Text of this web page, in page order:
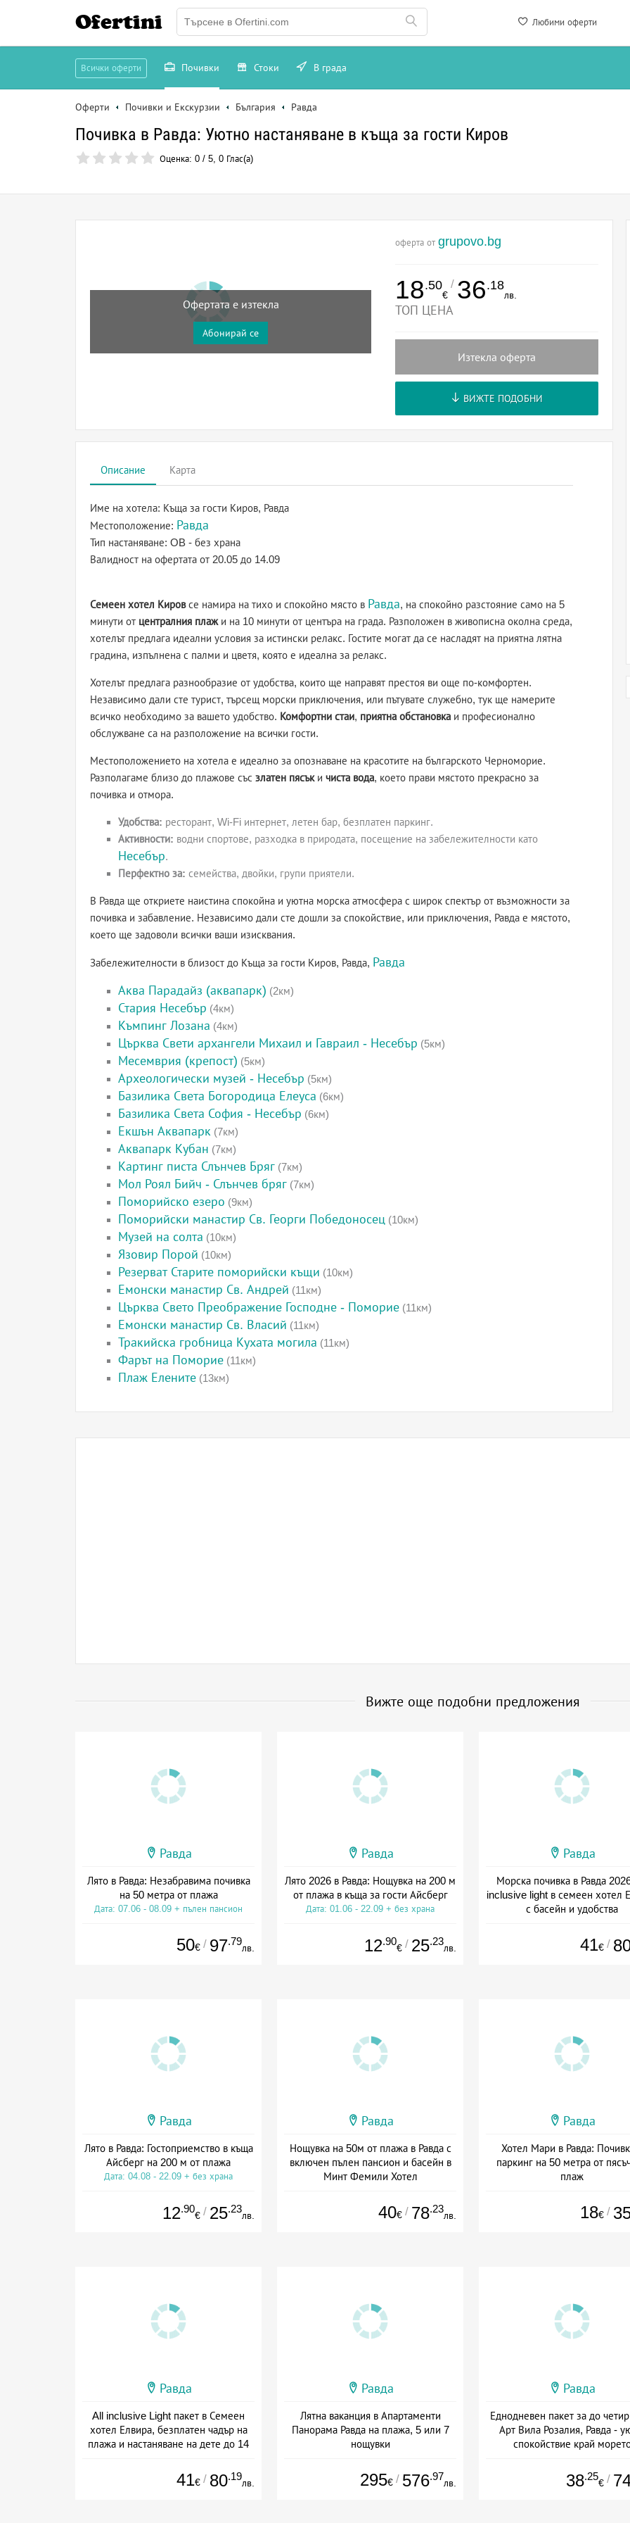
Любими оферти
Ofertini
Всички оферти Почивки Стоки В града
Оферти Почивки и Екскурзии България Равда
Почивка в Равда: Уютно настаняване в къща за гости Киров
Оценка: 0 / 5, 0 Глас(а)
Офертата е изтекла
Абонирай се
оферта от grupovo.bg
18.50
€
/ 36.18
лв.
ТОП ЦЕНА
Изтекла оферта
ВИЖТЕ ПОДОБНИ
Описание Карта
Име на хотела: Къща за гости Киров, Равда
Местоположение: Равда
Тип настаняване: OB - без храна
Валидност на офертата от 20.05 до 14.09
Семеен хотел Кировсе намира на тихо и спокойно място в Равда, на спокойно разстояние само на 5
минути от централния плажи на 10 минути от центъра на града. Разположен в живописна околна среда,
хотелът предлага идеални условия за истински релакс. Гостите могат да се насладят на приятна лятна
градина, изпълнена с палми и цветя, която е идеална за релакс.
Хотелът предлага разнообразие от удобства, които ще направят престоя ви още по-комфортен.
Независимо дали сте турист, търсещ морски приключения, или пътувате служебно, тук ще намерите
всичко необходимо за вашето удобство. Комфортни стаи, приятна обстановка и професионално
обслужване са на разположение на всички гости.
Местоположението на хотела е идеално за опознаване на красотите на българското Черноморие.
Разполагаме близо до плажове със златен пясъки чиста вода, което прави мястото прекрасно за
почивка и отмора.
Удобства: ресторант, Wi-Fi интернет, летен бар, безплатен паркинг.
Активности: водни спортове, разходка в природата, посещение на забележителности като
Несебър.
Перфектно за: семейства, двойки, групи приятели.
В Равда ще откриете наистина спокойна и уютна морска атмосфера с широк спектър от възможности за
почивка и забавление. Независимо дали сте дошли за спокойствие, или приключения, Равда е мястото,
което ще задоволи всички ваши изисквания.
Забележителности в близост до Къща за гости Киров, Равда, Равда
Аква Парадайз (аквапарк) (2км)
Стария Несебър (4км)
Къмпинг Лозана (4км)
Църква Свети архангели Михаил и Гавраил - Несебър (5км)
Месемврия (крепост) (5км)
Археологически музей - Несебър (5км)
Базилика Света Богородица Елеуса (6км)
Базилика Света София - Несебър (6км)
Екшън Аквапарк (7км)
Аквапарк Кубан (7км)
Картинг писта Слънчев Бряг (7км)
Мол Роял Бийч - Слънчев бряг (7км)
Поморийско езеро (9км)
Поморийски манастир Св. Георги Победоносец (10км)
Музей на солта (10км)
Язовир Порой (10км)
Резерват Старите поморийски къщи (10км)
Емонски манастир Св. Андрей (11км)
Църква Свето Преображение Господне - Поморие (11км)
Емонски манастир Св. Власий (11км)
Тракийска гробница Кухата могила (11км)
Фарът на Поморие (11км)
Плаж Елените (13км)
Вижте още подобни предложения
Равда
Лято в Равда: Незабравима почивка
на 50 метра от плажа
Дата: 07.06 - 08.09 + пълен пансион
50€ / 97.79
лв.
Равда
Лято 2026 в Равда: Нощувка на 200 м
от плажа в къща за гости Айсберг
Дата: 01.06 - 22.09 + без храна
12.90
€ / 25.23
лв.
Равда
Морска почивка в Равда
inclusive light в семеен хотел
с басейн и удобства
41€ /
Равда
Лято в Равда: Гостоприемство в къща
Айсберг на 200 м от плажа
Дата: 04.08 - 22.09 + без храна
12.90
€ / 25.23
лв.
Равда
Нощувка на 50м от плажа в Равда с
включен пълен пансион и басейн в
Минт Фемили Хотел
40€ / 78.23
лв.
Равда
Хотел Мари в Равда:
паркинг на 50 метра от
плаж
18€ /
Равда
All inclusive Light пакет в Семеен
хотел Елвира, безплатен чадър на
плажа и настаняване на дете до 14
Дата: 01.06 - 30.09 + all inclusive
41€ / 80.19
лв.
Равда
Лятна ваканция в Апартаменти
Панорама Равда на плажа, 5 или 7
нощувки
295€ / 576.97
лв.
Равда
Еднодневен пакет за до
Арт Вила Розалия, Равда -
спокойствие край
38.25
€ /